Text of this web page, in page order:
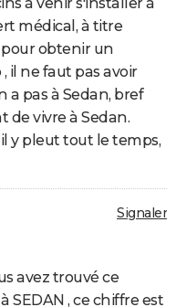
médical, à titre
obtenir un
il ne faut pas avoir
a pas à Sedan, bref
de vivre à Sedan.
y pleut tout le temps,
Signaler
avez trouvé ce
SEDAN , ce chiffre est